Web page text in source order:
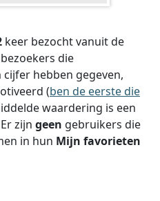
keer bezocht vanuit de
bezoekers die
hebben gegeven,
(ben de eerste die
waardering is een
Er zijn geen gebruikers die
in hun Mijn favorieten